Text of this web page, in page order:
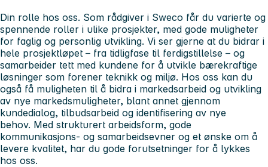
Din rolle hos oss. Som rådgiver i Sweco får du varierte og
spennende roller i ulike prosjekter, med gode muligheter
for faglig og personlig utvikling. Vi ser gjerne at du bidrar i
hele prosjektløpet – fra tidligfase til ferdigstillelse – og
samarbeider tett med kundene for å utvikle bærekraftige
løsninger som forener teknikk og miljø. Hos oss kan du
også få muligheten til å bidra i markedsarbeid og utvikling
av nye markedsmuligheter, blant annet gjennom
kundedialog, tilbudsarbeid og identifisering av nye
behov. Med strukturert arbeidsform, gode
kommunikasjons- og samarbeidsevner og et ønske om å
levere kvalitet, har du gode forutsetninger for å lykkes
hos oss.